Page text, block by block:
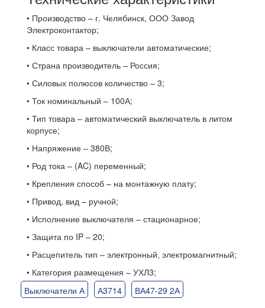
• Производство – г. Челябинск, ООО Завод
Электроконтактор;
• Класс товара – выключатели автоматические;
• Страна производитель – Россия;
• Силовых полюсов количество – 3;
• Ток номинальный – 100А;
• Тип товара – автоматический выключатель в литом
корпусе;
• Напряжение – 380В;
• Род тока – (AC) переменный;
• Крепления способ – на монтажную плату;
• Привод, вид – ручной;
• Исполнение выключателя – стационарное;
• Защита по IP – 20;
• Расцепитель тип – электронный, электромагнитный;
• Категория размещения – УХЛ3;
Выключатели А
А3714 ВА47-29 2А